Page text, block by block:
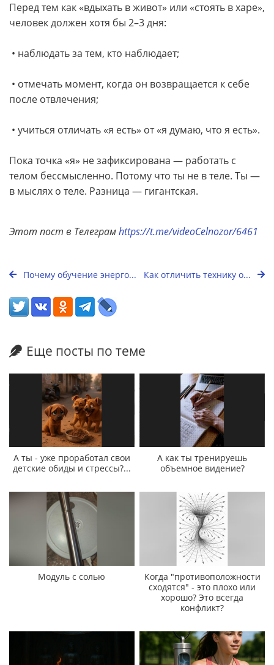
Перед тем как «вдыхать в живот» или «стоять в харе»,
человек должен хотя бы 2–3 дня:
• наблюдать за тем, кто наблюдает;
• отмечать момент, когда он возвращается к себе
после отвлечения;
• учиться отличать «я есть» от «я думаю, что я есть».
Пока точка «я» не зафиксирована — работать с
телом бессмысленно. Потому что ты не в теле. Ты —
в мыслях о теле. Разница — гигантская.
Этот пост в Телеграмhttps://t.me/videoCelnozor/6461
Почему обучение энерго... Как отличить технику о...
Еще посты по теме
А ты - уже проработал свои
детские обиды и стрессы?...
А как ты тренируешь
объемное видение?
Модуль с солью
Когда "противоположности
сходятся" - это плохо или
хорошо? Это всегда
конфликт?